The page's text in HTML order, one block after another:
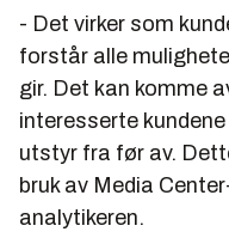
- Det virker som
forstår alle
gir. Det kan komme
interesserte
utstyr fra før av.
bruk av Media
analytikeren.